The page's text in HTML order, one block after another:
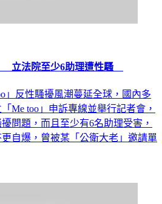
立法院至少6助理遭性騷
」反性騷擾風潮蔓延全球，國內多
Me too」申訴專線並舉行記者會，
問題，而且至少有6名助理受害，
自爆，曾被某「公衛大老」邀請單